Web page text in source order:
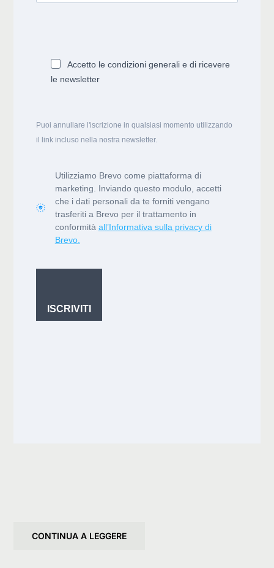
Accetto le condizioni generali e di ricevere
le newsletter
Puoi annullare l'iscrizione in qualsiasi momento utilizzando
il link incluso nella nostra newsletter.
Utilizziamo Brevo come piattaforma di
marketing. Inviando questo modulo, accetti
che i dati personali da te forniti vengano
trasferiti a Brevo per il trattamento in
conformità all’Informativa sulla privacy di
Brevo.
ISCRIVITI
CONTINUA A LEGGERE